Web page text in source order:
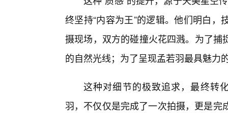
终坚持“内容为王”的逻辑。他们明白
摄现场，双方的碰撞火花四溅。为了
的自然光线；为了呈现孟若羽最具魅力
这种对细节的极致追求，最终转
羽，不仅仅是完成了一次拍摄，更是